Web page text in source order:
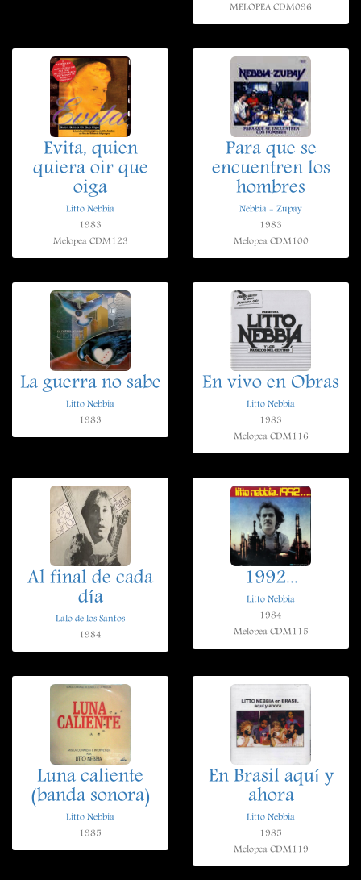
MELOPEA CDM096
Evita, quien
quiera oir que
oiga
Litto Nebbia
1983
Melopea CDM123
Para que se
encuentren los
hombres
Nebbia - Zupay
1983
Melopea CDM100
La guerra no sabe
Litto Nebbia
1983
En vivo en Obras
Litto Nebbia
1983
Melopea CDM116
Al final de cada
día
Lalo de los Santos
1984
1992...
Litto Nebbia
1984
Melopea CDM115
Luna caliente
(banda sonora)
Litto Nebbia
1985
En Brasil aquí y
ahora
Litto Nebbia
1985
Melopea CDM119